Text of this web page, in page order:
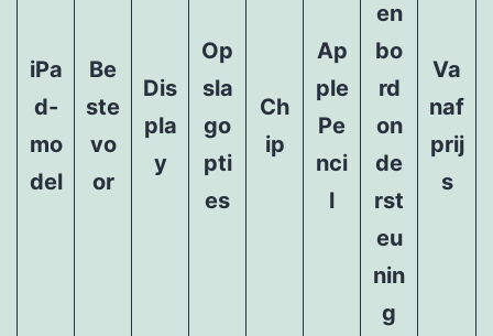
iPa
d-
mo
del
Be
ste
vo
or
Dis
pla
y
Op
sla
go
pti
es
Ch
ip
Ap
ple
Pe
nci
l
en
bo
rd
on
de
rst
eu
nin
g
Va
naf
prij
s